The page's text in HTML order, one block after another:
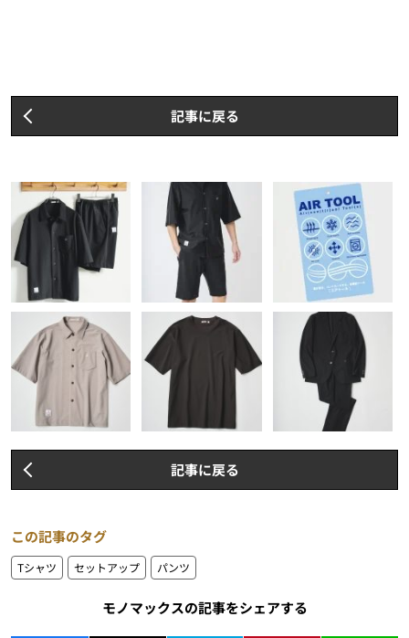
記事に戻る
記事に戻る
この記事のタグ
Tシャツ セットアップ パンツ
モノマックスの記事をシェアする